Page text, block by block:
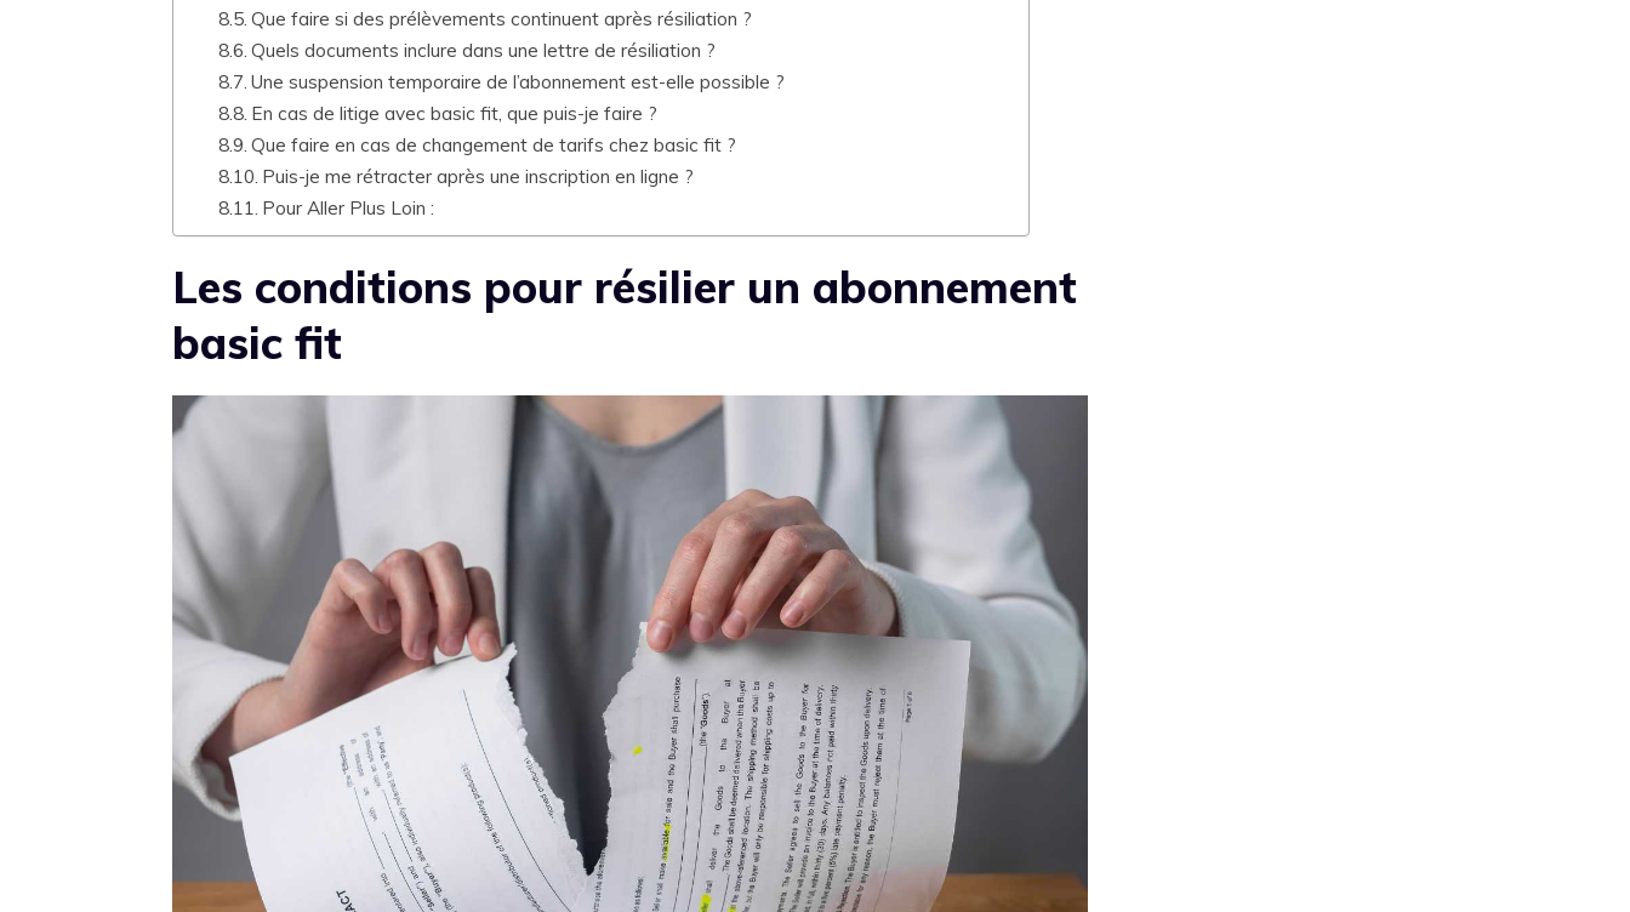
Que faire si des prélèvements continuent après résiliation ?
Quels documents inclure dans une lettre de résiliation ?
Une suspension temporaire de l’abonnement est-elle possible ?
En cas de litige avec basic fit, que puis-je faire ?
Que faire en cas de changement de tarifs chez basic fit ?
Puis-je me rétracter après une inscription en ligne ?
Pour Aller Plus Loin :
Les conditions pour résilier un abonnement
basic fit